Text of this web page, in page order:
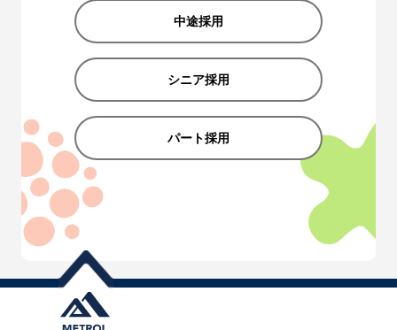
中途採用
シニア採用
パート採用